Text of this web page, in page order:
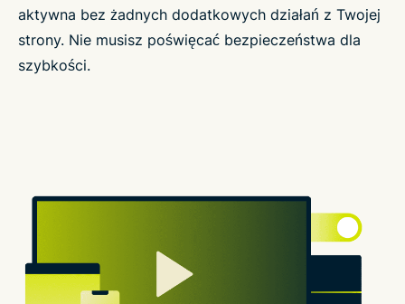
aktywna bez żadnych dodatkowych działań z Twojej
strony. Nie musisz poświęcać bezpieczeństwa dla
szybkości.